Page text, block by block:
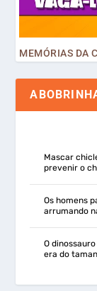
Mascar
prevenir o
Os homens
arrumando
O
era do